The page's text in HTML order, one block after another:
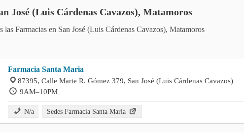
José (Luis Cárdenas Cavazos), Matamoros
las Farmacias en San José (Luis Cárdenas Cavazos), Matamoros
Farmacia Santa Maria
87395, Calle Marte R. Gómez 379, San José (Luis Cárdenas Cavazos)
9AM–10PM
N/a Sedes Farmacia Santa Maria